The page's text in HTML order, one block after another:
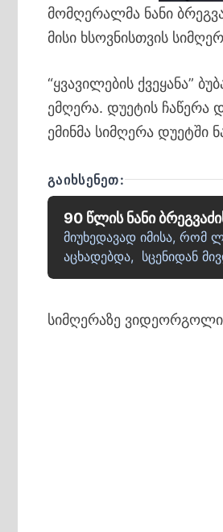
მომღერალმა ნანი
მისი ხსოვნისთვის
“ყვავილების ქვეყანა”
ემღერა. დუეტის ჩაწერა
ემინმა სიმღერა დუეტში
ᲒᲐᲘᲮᲡᲔᲜᲔᲗ:
90 წლის ნანი
მიუხედავად იმისა, რომ
აცხადებდა, სცენიდან
სიმღერაზე